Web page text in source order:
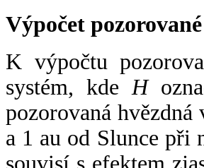
Výpočet
K výpočtu
systém, kde H
pozorovaná
a 1 au od Slunce při